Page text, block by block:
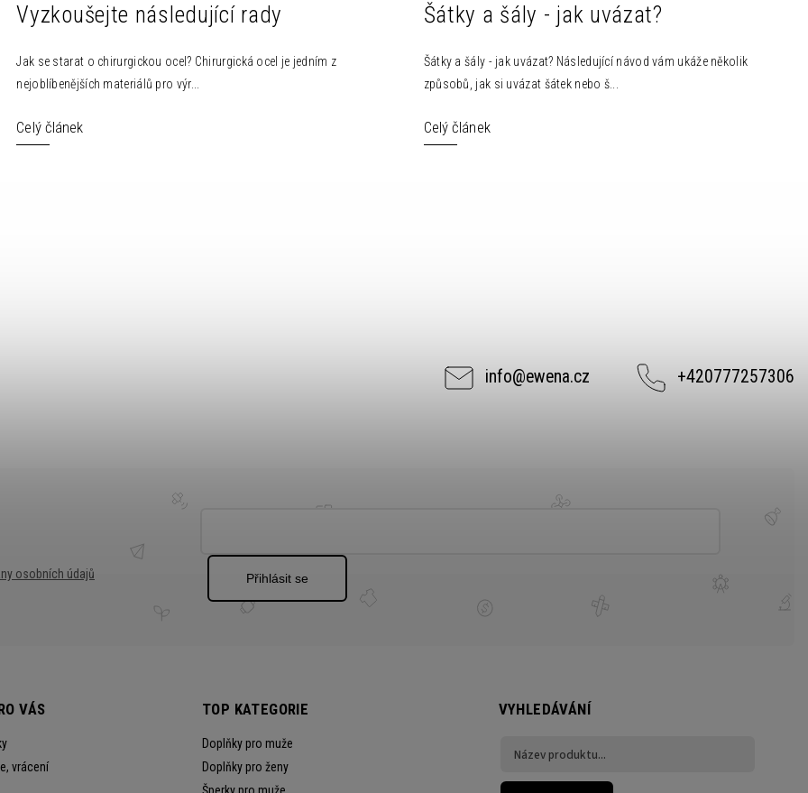
Vyzkoušejte následující rady
Jak se starat o chirurgickou ocel? Chirurgická ocel je jedním z
nejoblíbenějších materiálů pro výr...
Celý článek
Šátky a šály - jak uvázat?
Šátky a šály - jak uvázat? Následující návod vám ukáže několik
způsobů, jak si uvázat šátek nebo š...
Celý článek
info@ewena.cz +420777257306
VÁS
vrácení
osobních údajů Přihlásit se
TOP KATEGORIE
Doplňky pro muže
Doplňky pro ženy
VYHLEDÁVÁNÍ